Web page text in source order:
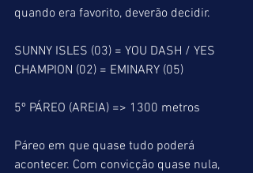
quando era favorito, deverão decidir.
SUNNY ISLES (03) = YOU DASH / YES
CHAMPION (02) = EMINARY (05)
5º PÁREO (AREIA) => 1300 metros
Páreo em que quase tudo poderá
acontecer. Com convicção quase nula,